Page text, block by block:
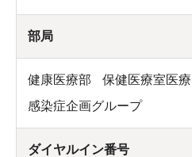
部局
健康医療部
保健医療室医
感染症企画グループ
ダイヤルイン番号